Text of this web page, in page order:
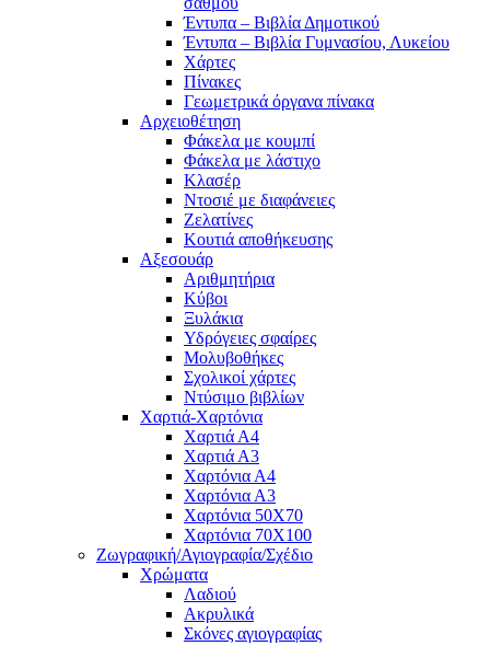
Έντυπα – Βιβλία Δημοτικού
Έντυπα – Βιβλία Γυμνασίου, Λυκείου
Χάρτες
Πίνακες
Γεωμετρικά όργανα πίνακα
Αρχειοθέτηση
Φάκελα με κουμπί
Φάκελα με λάστιχο
Κλασέρ
Ντοσιέ με διαφάνειες
Ζελατίνες
Κουτιά αποθήκευσης
Αξεσουάρ
Αριθμητήρια
Κύβοι
Ξυλάκια
Υδρόγειες σφαίρες
Μολυβοθήκες
Σχολικοί χάρτες
Ντύσιμο βιβλίων
Χαρτιά-Χαρτόνια
Χαρτιά Α4
Χαρτιά Α3
Χαρτόνια Α4
Χαρτόνια Α3
Χαρτόνια 50Χ70
Χαρτόνια 70Χ100
Ζωγραφική/Αγιογραφία/Σχέδιο
Χρώματα
Λαδιού
Ακρυλικά
Σκόνες αγιογραφίας